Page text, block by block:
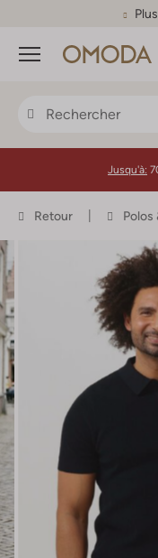
Menu
Jusqu'à:
Retour Polos